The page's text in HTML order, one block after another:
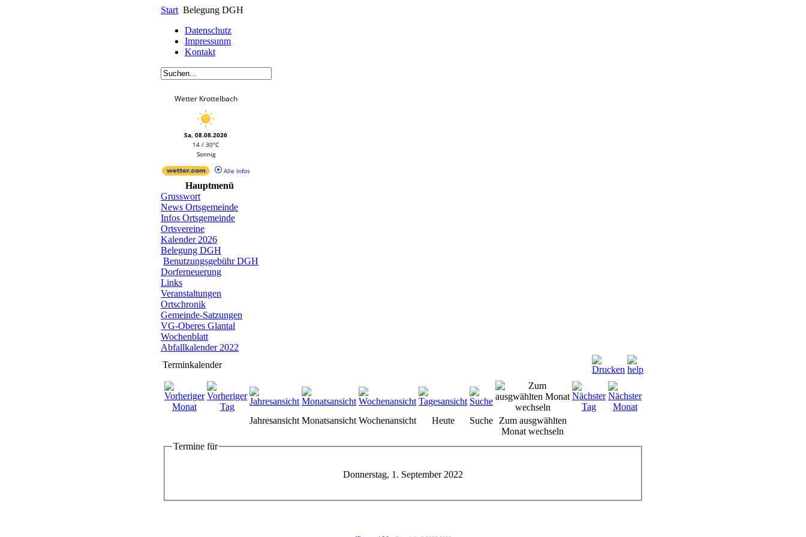
Start Belegung DGH
Datenschutz
Impressunm
Kontakt
Wetter Krottelbach
Sa, 08.08.2026
14 / 30°C
Sonnig
Alle Infos
Hauptmenü
Grusswort
News Ortsgemeinde
Infos Ortsgemeinde
Ortsvereine
Kalender 2026
Belegung DGH
Benutzungsgebühr DGH
Dorferneuerung
Links
Veranstaltungen
Ortschronik
Gemeinde-Satzungen
VG-Oberes Glantal
Wochenblatt
Abfallkalender 2022
Terminkalender
Jahresansicht Monatsansicht Wochenansicht Heute Suche
Zum ausgwählten
Monat wechseln
Termine für
Donnerstag, 1. September 2022